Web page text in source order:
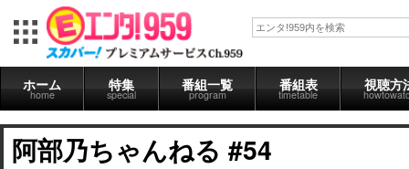
ホーム
home
特集
special
番組一覧
program
番組表
timetable
視聴方
阿部乃ちゃんねる #54